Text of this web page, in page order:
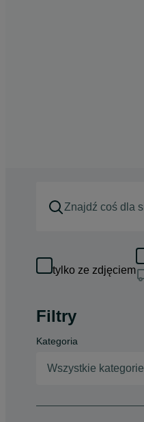
tylko ze zdjęciem
Filtry
Kategoria
Wszystkie kategorie